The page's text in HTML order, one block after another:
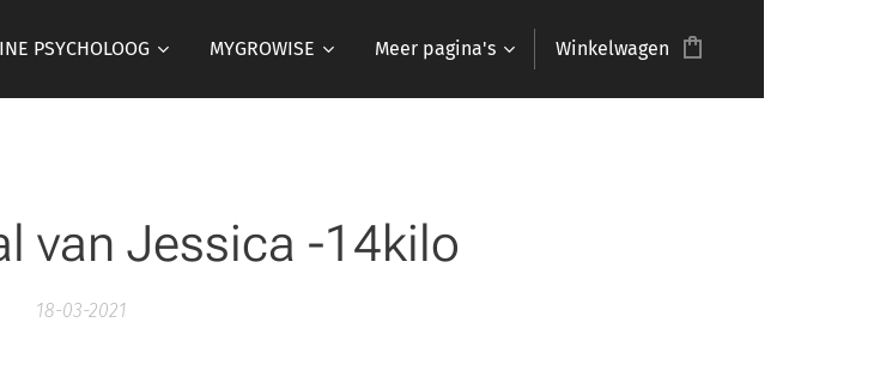
PSYCHOLOOG MYGROWISE Meer pagina's Winkelwagen
van Jessica -14kilo
18-03-2021